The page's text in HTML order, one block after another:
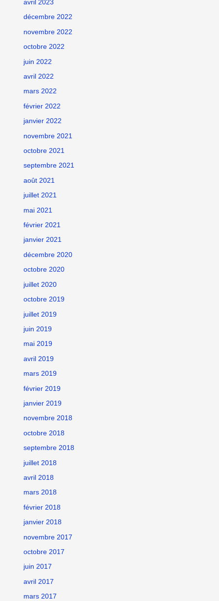
avril 2023
décembre 2022
novembre 2022
octobre 2022
juin 2022
avril 2022
mars 2022
février 2022
janvier 2022
novembre 2021
octobre 2021
septembre 2021
août 2021
juillet 2021
mai 2021
février 2021
janvier 2021
décembre 2020
octobre 2020
juillet 2020
octobre 2019
juillet 2019
juin 2019
mai 2019
avril 2019
mars 2019
février 2019
janvier 2019
novembre 2018
octobre 2018
septembre 2018
juillet 2018
avril 2018
mars 2018
février 2018
janvier 2018
novembre 2017
octobre 2017
juin 2017
avril 2017
mars 2017